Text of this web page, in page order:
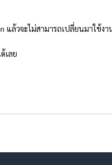
ล้วจะไม่สามารถเปลี่ยนมาใช้งา
เลย